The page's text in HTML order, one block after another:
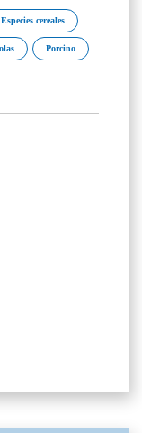
Especies cereales
Porcino